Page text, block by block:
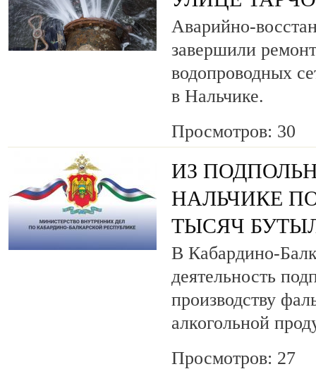
Аварийно-
завершили
водопроводных
в Нальчике.
Просмотров: 30
ИЗ
НАЛЬЧИКЕ
ТЫСЯЧ
В Кабардино-
деятельность
производству
алкогольной
Просмотров: 27